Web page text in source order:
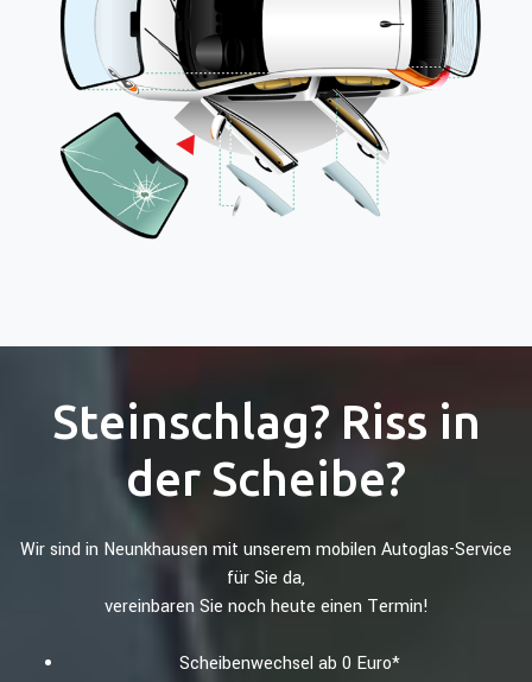
Steinschlag? Riss in
der Scheibe?
Wir sind in Neunkhausen mit unserem mobilen Autoglas-Service
für Sie da,
vereinbaren Sie noch heute einen Termin!
Scheibenwechsel ab 0 Euro*